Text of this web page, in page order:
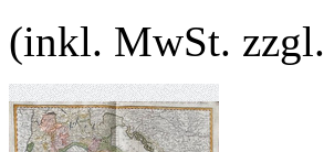
(inkl. MwSt. zzgl.